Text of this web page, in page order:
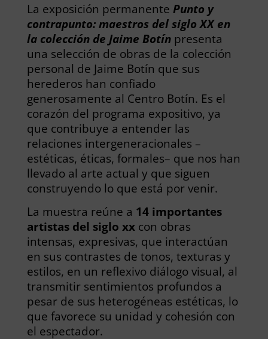
La exposición permanente Punto y
contrapunto: maestros del siglo XX en
la colección de Jaime Botínpresenta
una selección de obras de la colección
personal de Jaime Botín que sus
herederos han confiado
generosamente al Centro Botín. Es el
corazón del programa expositivo, ya
que contribuye a entender las
relaciones intergeneracionales –
estéticas, éticas, formales– que nos han
llevado al arte actual y que siguen
construyendo lo que está por venir.
La muestra reúne a 14 importantes
artistas del siglo xxcon obras
intensas, expresivas, que interactúan
en sus contrastes de tonos, texturas y
estilos, en un reflexivo diálogo visual, al
transmitir sentimientos profundos a
pesar de sus heterogéneas estéticas, lo
que favorece su unidad y cohesión con
el espectador.